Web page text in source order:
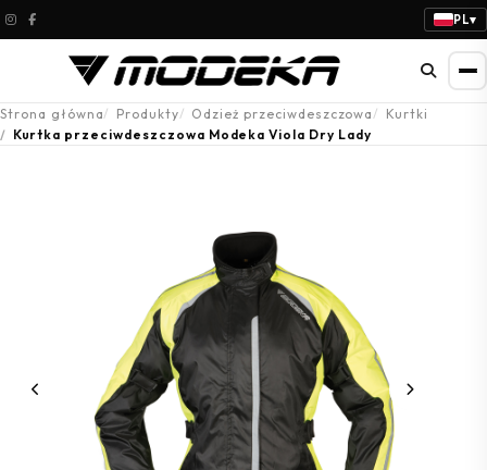
PL▾
Strona główna Produkty Odzież przeciwdeszczowa
Kurtki
Kurtka przeciwdeszczowa Modeka Viola Dry Lady